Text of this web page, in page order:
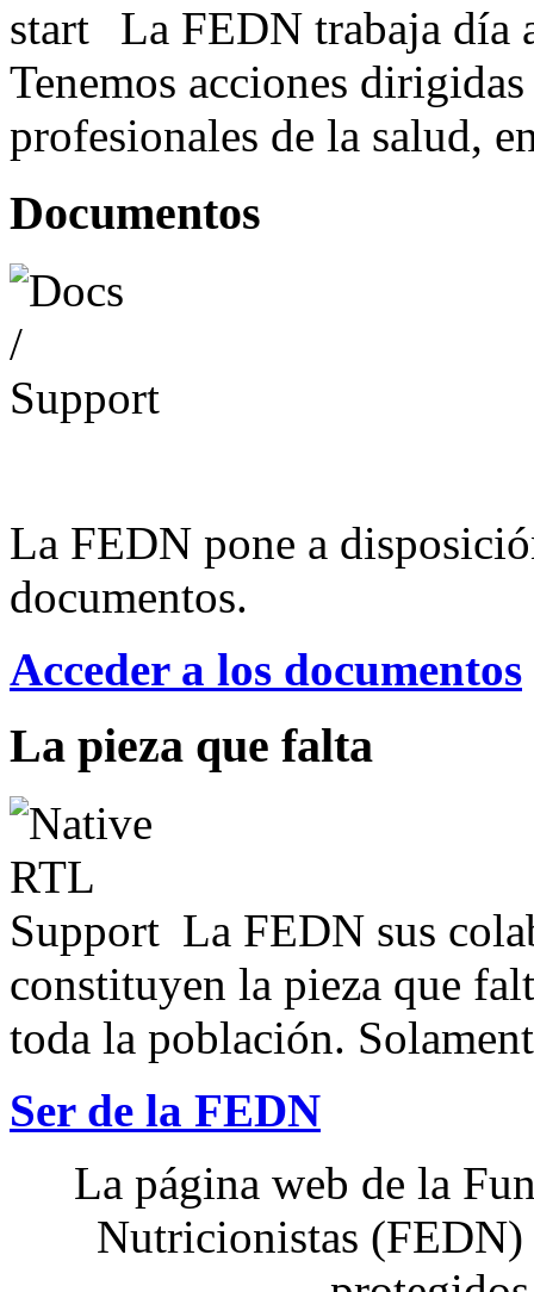
La FEDN trabaja día
Tenemos acciones
profesionales de la salud,
Documentos
La FEDN pone a
documentos.
Acceder a los documentos
La pieza que falta
La FEDN sus
constituyen la pieza que
toda la población.
Ser de la FEDN
La página web de la
Nutricionistas (FEDN)